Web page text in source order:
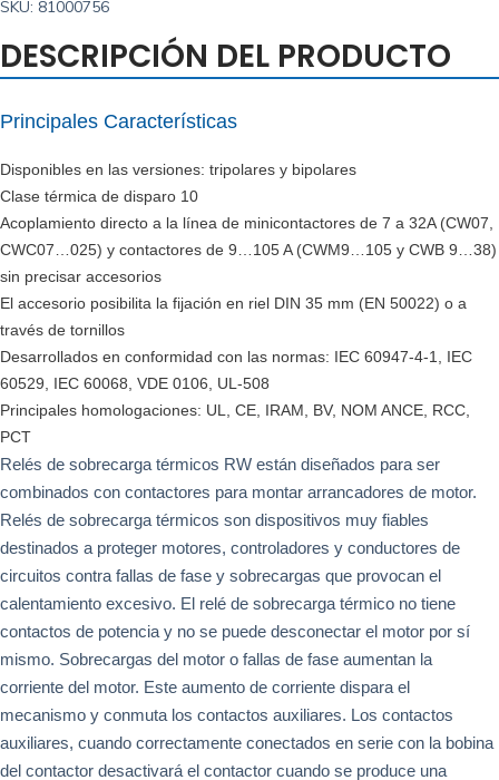
SKU: 81000756
DESCRIPCIÓN DEL PRODUCTO
Principales Características
Disponibles en las versiones: tripolares y bipolares
Clase térmica de disparo 10
Acoplamiento directo a la línea de minicontactores de 7 a 32A (CW07,
CWC07…025) y contactores de 9…105 A (CWM9…105 y CWB 9…38)
sin precisar accesorios
El accesorio posibilita la fijación en riel DIN 35 mm (EN 50022) o a
través de tornillos
Desarrollados en conformidad con las normas: IEC 60947-4-1, IEC
60529, IEC 60068, VDE 0106, UL-508
Principales homologaciones: UL, CE, IRAM, BV, NOM ANCE, RCC,
PCT
Relés de sobrecarga térmicos RW están diseñados para ser
combinados con contactores para montar arrancadores de motor.
Relés de sobrecarga térmicos son dispositivos muy fiables
destinados a proteger motores, controladores y conductores de
circuitos contra fallas de fase y sobrecargas que provocan el
calentamiento excesivo. El relé de sobrecarga térmico no tiene
contactos de potencia y no se puede desconectar el motor por sí
mismo. Sobrecargas del motor o fallas de fase aumentan la
corriente del motor. Este aumento de corriente dispara el
mecanismo y conmuta los contactos auxiliares. Los contactos
auxiliares, cuando correctamente conectados en serie con la bobina
del contactor desactivará el contactor cuando se produce una